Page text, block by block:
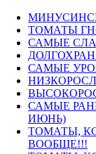
ТОМАТЫ
САМЫЕ
САМЫЕ
САМЫЕ
ИЮНЬ)
ТОМАТЫ,
ВООБЩЕ!!!